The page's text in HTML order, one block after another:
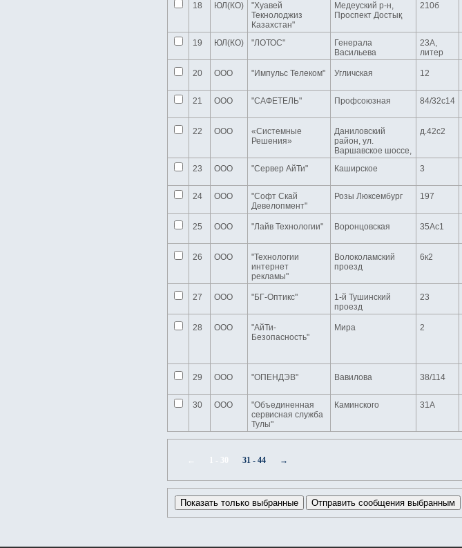
18 ЮЛ(КО)
"Хуавей
Текнолоджиз
Казахстан"
Медеуский р-н,
Проспект Достық
210б
19 ЮЛ(КО) "ЛОТОС"
Генерала
Васильева
23А,
литер
20 ООО "Импульс Телеком" Угличская 12
21 ООО "САФЕТЕЛЬ" Профсоюзная 84/32с14
22 ООО
«Системные
Решения»
Даниловский
район, ул.
Варшавское шоссе,
д.42с2
23 ООО "Сервер АйТи" Каширское 3
24 ООО
"Софт Скай
Девелопмент"
Розы Люксембург 197
25 ООО "Лайв Технологии" Воронцовская 35Ас1
26 ООО
"Технологии
интернет
рекламы"
Волоколамский
проезд
6к2
27 ООО "БГ-Оптикс"
1-й Тушинский
проезд
23
28 ООО
"АйТи-
Безопасность"
Мира 2
29 ООО "ОПЕНДЭВ" Вавилова 38/114
30 ООО
"Объединенная
сервисная служба
Тулы"
Каминского 31А
← 1 - 30 31 - 44 →
Показать только выбранные Отправить сообщения выбранным